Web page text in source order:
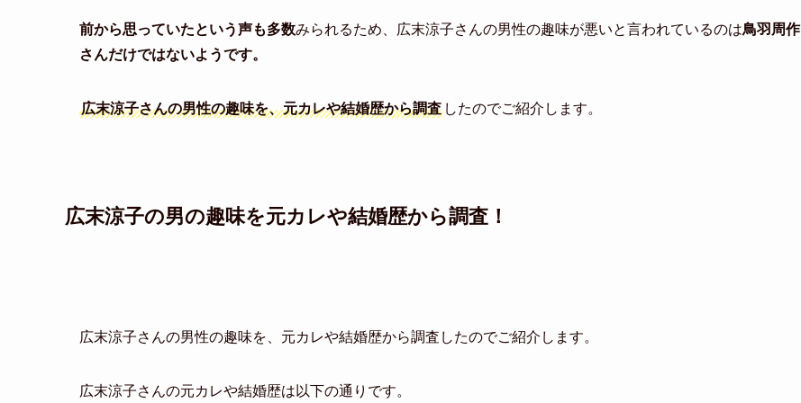
前から思っていたという声も多数みられるため、広末涼子さんの男性の趣味が悪いと言われているのは鳥羽周作
さんだけではないようです。
広末涼子さんの男性の趣味を、元カレや結婚歴から調査 したのでご紹介します。
広末涼子の男の趣味を元カレや結婚歴から調査！
広末涼子さんの男性の趣味を、元カレや結婚歴から調査したのでご紹介します。
広末涼子さんの元カレや結婚歴は以下の通りです。